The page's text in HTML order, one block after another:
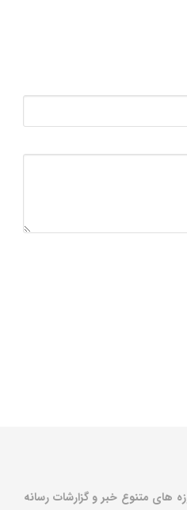
های متنوع خبر و گزارشات رسانه